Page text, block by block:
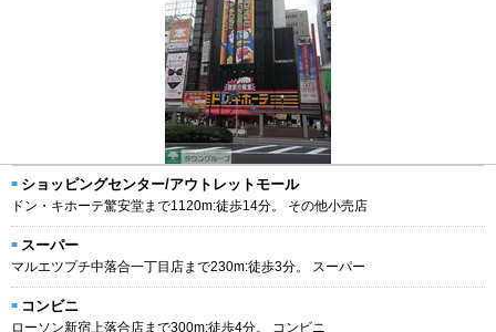
ショッピングセンター/アウトレットモール
ドン・キホーテ驚安堂まで1120m:徒歩14分。 その他小売店
スーパー
マルエツプチ中落合一丁目店まで230m:徒歩3分。 スーパー
コンビニ
ローソン新宿上落合店まで300m:徒歩4分。 コンビニ